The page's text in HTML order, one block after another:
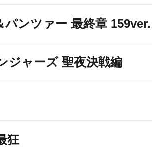
パンツァー 最終章 159ver.
ジャーズ 聖夜決戦編
狂